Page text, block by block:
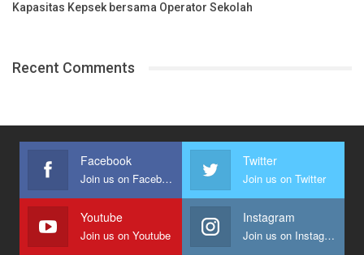
Kapasitas Kepsek bersama Operator Sekolah
Recent Comments
Facebook
Join us on Facebook
Twitter
Join us on Twitter
Youtube
Join us on Youtube
Instagram
Join us on Instagram